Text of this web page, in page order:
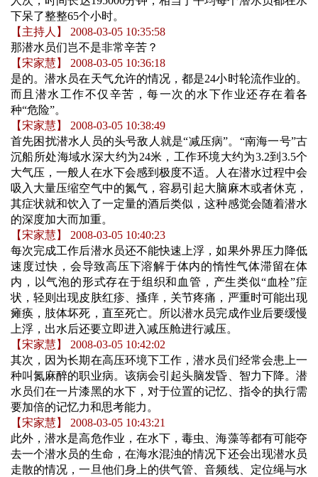
下呆了整整65个小时。
【主持人】 2008-03-05 10:35:58
那潜水员们岂不是非常辛苦？
【宋家慧】 2008-03-05 10:36:18
是的。潜水员在天气允许的情况，都是24小时轮流作业的。
而且潜水工作不仅辛苦，每一次的水下作业还存在着各
种“危险”。
【宋家慧】 2008-03-05 10:38:49
首先困扰潜水人员的头号敌人就是“减压病”。“南海一号”古
沉船所处海域水深大约为24米，工作环境大约为3.2到3.5个
大气压，一般人在水下会感到极度不适。人在潜水过程中会
吸入大量压缩空气中的氮气，容易引起大脑麻木或者休克，
其症状就和饮入了一定量的酒后类似，这种感觉会随着潜水
的深度加大而加重。
【宋家慧】 2008-03-05 10:40:23
每次完成工作后潜水员还不能快速上浮，如果外界压力降低
速度过快，会导致高压下溶解于体内的惰性气体滞留在体
内，以气泡的形式存在于组织和血管，产生类似“血栓”症
状，轻则出现皮肤红疹、搔痒，关节疼痛，严重时可能出现
瘫痪，肢体坏死，直至死亡。所以潜水员完成作业后要缓慢
上浮，出水后还要立即进入减压舱进行减压。
【宋家慧】 2008-03-05 10:42:02
其次，因为长期在高压环境下工作，潜水员们经常会患上一
种叫氮麻醉的职业病。该病会引起头脑发昏、智力下降。潜
水员们在一片漆黑的水下，对于位置的记忆、指令的执行需
要加倍的记忆力和思考能力。
【宋家慧】 2008-03-05 10:43:21
此外，潜水是高危作业，在水下，毒虫、海藻等都有可能夺
去一个潜水员的生命，在海水混浊的情况下还会出现潜水员
走散的情况，一旦他们身上的供气管、音频线、定位绳与水